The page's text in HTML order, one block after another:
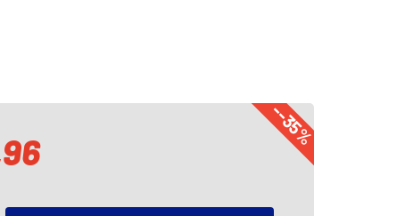
--35%